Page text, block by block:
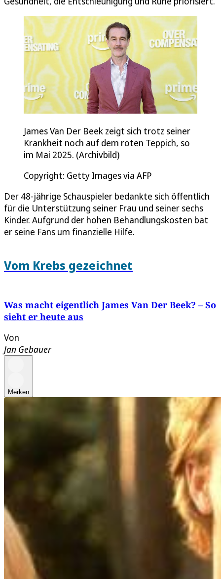
James Van Der Beek zeigt sich trotz seiner
Krankheit noch auf dem roten Teppich, so
im Mai 2025. (Archivbild)
Copyright: Getty Images via AFP
Der 48-jährige Schauspieler bedankte sich öffentlich
für die Unterstützung seiner Frau und seiner sechs
Kinder. Aufgrund der hohen Behandlungskosten bat
er seine Fans um finanzielle Hilfe.
Vom Krebs gezeichnet
Was macht eigentlich James Van Der Beek? – So
sieht er heute aus
Von
Jan Gebauer
Merken